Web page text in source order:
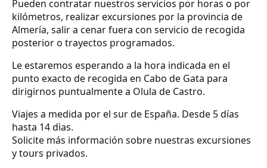
Pueden contratar nuestros servicios por horas o por
kilómetros, realizar excursiones por la provincia de
Almería, salir a cenar fuera con servicio de recogida
posterior o trayectos programados.
Le estaremos esperando a la hora indicada en el
punto exacto de recogida en Cabo de Gata para
dirigirnos puntualmente a Olula de Castro.
Viajes a medida por el sur de España. Desde 5 días
hasta 14 dìas.
Solicite más información sobre nuestras excursiones
y tours privados.